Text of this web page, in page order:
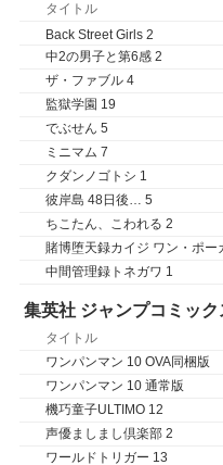
タイトル
Back Street Girls 2
中2の男子と第6感 2
ザ・ファブル 4
監獄学園 19
でぶせん 5
ミニマム 7
クダンノゴトシ 1
彼岸島 48日後… 5
ちこたん、こわれる 2
賭博堕天録カイジ ワン・ポー
中間管理録トネガワ 1
集英社 ジャンプコミック
タイトル
ワンパンマン 10 OVA同梱版
ワンパンマン 10 通常版
機巧童子ULTIMO 12
声優ましまし倶楽部 2
ワールドトリガー 13